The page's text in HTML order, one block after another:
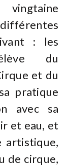
: les
du
et du
pratique
avec sa
et eau, et
artistique,
de cirque,